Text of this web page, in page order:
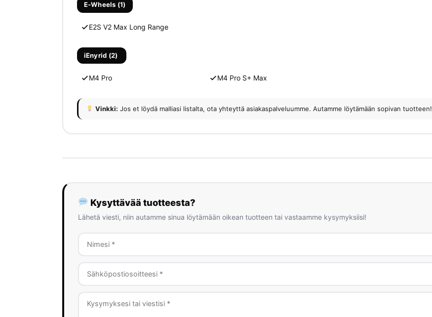
E-Wheels (1)
E2S V2 Max Long Range
iEnyrid (2)
M4 Pro M4 Pro S+ Max
Vinkki: Jos et löydä malliasi listalta, ota yhteyttä asiakaspalveluumme. Autamme löytämään sopivan tuotteen!
Kysyttävää tuotteesta?
Lähetä viesti, niin autamme sinua löytämään oikean tuotteen tai vastaamme kysymyksiisi!